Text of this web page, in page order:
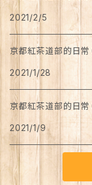
2021/2/5
京都紅茶道部的日常
2021/1/28
京都紅茶道部的日常
2021/1/9